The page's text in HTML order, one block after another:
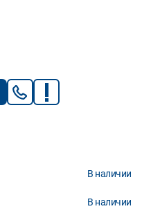
В наличии
В наличии